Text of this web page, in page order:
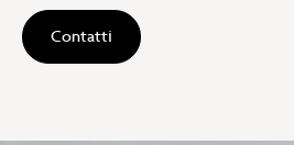
Contatti